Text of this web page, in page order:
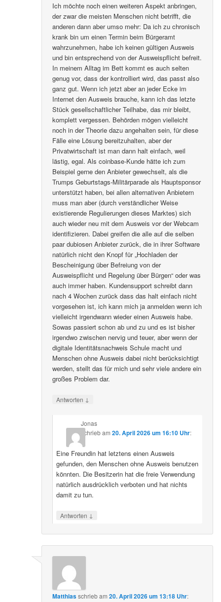
Ich möchte noch einen weiteren Aspekt anbringen,
der zwar die meisten Menschen nicht betrifft, die
anderen dann aber umso mehr: Da ich zu chronisch
krank bin um einen Termin beim Bürgeramt
wahrzunehmen, habe ich keinen gültigen Ausweis
und bin entsprechend von der Ausweispflicht befreit.
In meinem Alltag im Bett kommt es auch selten
genug vor, dass der kontrolliert wird, das passt also
ganz gut. Wenn ich jetzt aber an jeder Ecke im
Internet den Ausweis brauche, kann ich das letzte
Stück gesellschaftlicher Teilhabe, das mir bleibt,
komplett vergessen. Behörden mögen vielleicht
noch in der Theorie dazu angehalten sein, für diese
Fälle eine Lösung bereitzuhalten, aber der
Privatwirtschaft ist man dann halt einfach, weil
lästig, egal. Als coinbase-Kunde hätte ich zum
Beispiel gerne den Anbieter gewechselt, als die
Trumps Geburtstags-Militärparade als Hauptsponsor
unterstützt haben, bei allen alternativen Anbietern
muss man aber (durch verständlicher Weise
existierende Regulierungen dieses Marktes) sich
auch wieder neu mit dem Ausweis vor der Webcam
identifizieren. Dabei greifen die alle auf die selben
paar dubiosen Anbieter zurück, die in ihrer Software
natürlich nicht den Knopf für „Hochladen der
Bescheinigung über Befreiung von der
Ausweispflicht und Regelung über Bürgen“ oder was
auch immer haben. Kundensupport schreibt dann
nach 4 Wochen zurück dass das halt einfach nicht
vorgesehen ist, ich kann mich ja anmelden wenn ich
vielleicht irgendwann wieder einen Ausweis habe.
Sowas passiert schon ab und zu und es ist bisher
irgendwo zwischen nervig und teuer, aber wenn der
digitale Identitätsnachweis Schule macht und
Menschen ohne Ausweis dabei nicht berücksichtigt
werden, stellt das für mich und sehr viele andere ein
großes Problem dar.
Antworten ↓
Jonas
schriebam 20. April 2026 um 16:10 Uhr:
Eine Freundin hat letztens einen Ausweis
gefunden, den Menschen ohne Ausweis benutzen
könnten. Die Besitzerin hat die freie Verwendung
natürlich ausdrücklich verboten und hat nichts
damit zu tun.
Antworten ↓
Matthiasschriebam20. April 2026 um 13:18 Uhr: